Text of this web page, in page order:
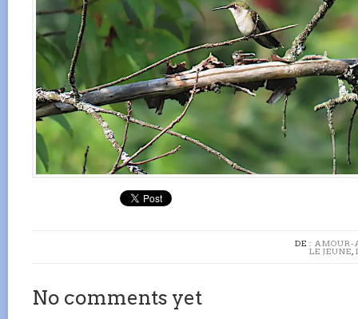
DE : AMOUR-
LE JEUNE,
No comments yet